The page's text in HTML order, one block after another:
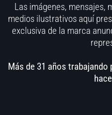
Las imágenes, mensajes,
medios ilustrativos aquí
exclusiva de la marca
Más de 31 años